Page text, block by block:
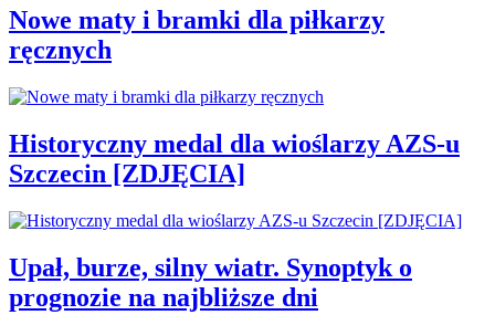
Nowe maty i bramki dla piłkarzy
ręcznych
Historyczny medal dla wioślarzy AZS-u
Szczecin [ZDJĘCIA]
Upał, burze, silny wiatr. Synoptyk o
prognozie na najbliższe dni